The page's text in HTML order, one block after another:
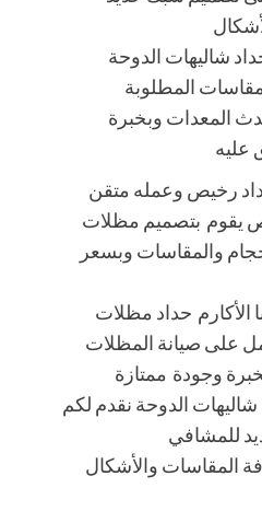
شاليهات الدوحة
المطلوبة
المعدات وبخبرة
عليه
رخيص وعمله متقن
يقوم بتصميم مظلات
والمقاسات وبسعر
الأكارم حداد مظلات
على صيانة المظلات
وجودة ممتازة
الدوحة نقدم لكم
للمشافي
المقاسات والأشكال